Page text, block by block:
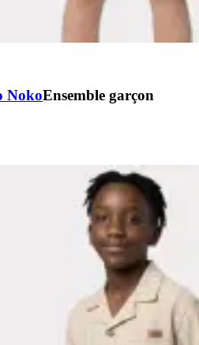
NokoEnsemble garçon